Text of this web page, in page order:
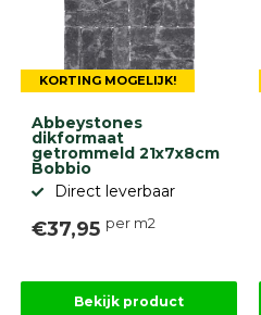
KORTING MOGELIJK!
Abbeystones
dikformaat
getrommeld 21x7x8cm
Bobbio
Direct leverbaar
€37,95 per m2
Bekijk product